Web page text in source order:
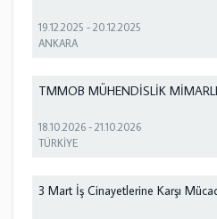
19.12.2025 -20.12.2025
ANKARA
TMMOB MÜHENDİSLİK
18.10.2026 -21.10.2026
TÜRKİYE
3 Mart İş Cinayetlerine Karşı